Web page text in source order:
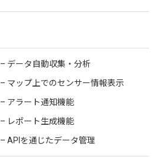
– データ自動収集・分析
– マップ上でのセンサー情報表示
– アラート通知機能
– レポート生成機能
– APIを通じたデータ管理